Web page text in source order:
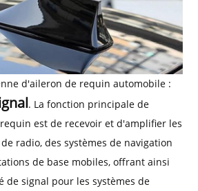
d'aileron de requin automobile :
. La fonction principale de
est de recevoir et d'amplifier les
radio, des systèmes de navigation
de base mobiles, offrant ainsi
de signal pour les systèmes de